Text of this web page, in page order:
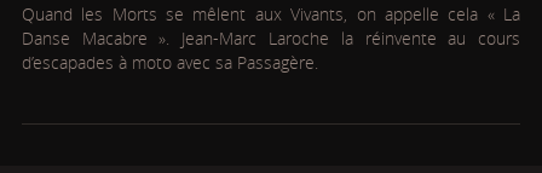
Quand les Morts se mêlent aux Vivants, on appelle cela « La
Danse Macabre ». Jean-Marc Laroche la réinvente au cours
d’escapades à moto avec sa Passagère.